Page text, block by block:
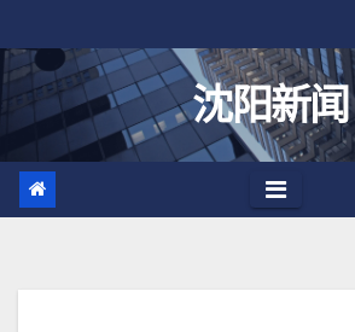
至
沈阳新闻